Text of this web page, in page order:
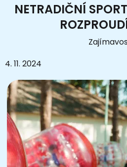
NETRADIČNÍ
4. 11. 2024